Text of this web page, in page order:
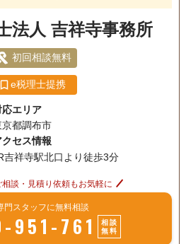
法人 吉祥寺事務所
初回相談無料
e税理士提携
応エリア
京都調布市
クセス情報
吉祥寺駅北口より徒歩3分
談・見積り依頼もお気軽に
門スタッフに無料相談
951-761
相談
無料